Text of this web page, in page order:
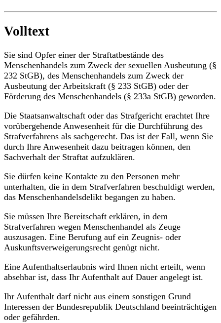
Volltext
Sie sind Opfer einer der Straftatbestände des
Menschenhandels zum Zweck der sexuellen Ausbeutung (§
232 StGB), des Menschenhandels zum Zweck der
Ausbeutung der Arbeitskraft (§ 233 StGB) oder der
Förderung des Menschenhandels (§ 233a StGB) geworden.
Die Staatsanwaltschaft oder das Strafgericht erachtet Ihre
vorübergehende Anwesenheit für die Durchführung des
Strafverfahrens als sachgerecht. Das ist der Fall, wenn Sie
durch Ihre Anwesenheit dazu beitragen können, den
Sachverhalt der Straftat aufzuklären.
Sie dürfen keine Kontakte zu den Personen mehr
unterhalten, die in dem Strafverfahren beschuldigt werden,
das Menschenhandelsdelikt begangen zu haben.
Sie müssen Ihre Bereitschaft erklären, in dem
Strafverfahren wegen Menschenhandel als Zeuge
auszusagen. Eine Berufung auf ein Zeugnis- oder
Auskunftsverweigerungsrecht genügt nicht.
Eine Aufenthaltserlaubnis wird Ihnen nicht erteilt, wenn
absehbar ist, dass Ihr Aufenthalt auf Dauer angelegt ist.
Ihr Aufenthalt darf nicht aus einem sonstigen Grund
Interessen der Bundesrepublik Deutschland beeinträchtigen
oder gefährden.